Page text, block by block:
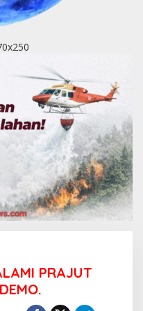
PRAJUT